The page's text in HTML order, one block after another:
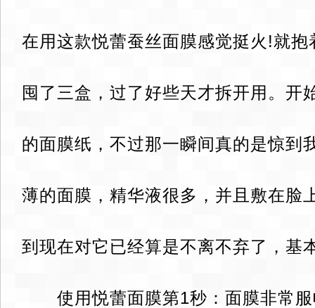
在用这款悦蕾蚕丝面膜感觉挺火!就
囤了三盒，过了好些天才拆开用。开
的面膜纸，不过那一瞬间真的是惊到
薄的面膜，精华液很多，并且敷在脸
到现在对它已经算是不离不弃了，基
使用悦蕾面膜第1秒：面膜非常服